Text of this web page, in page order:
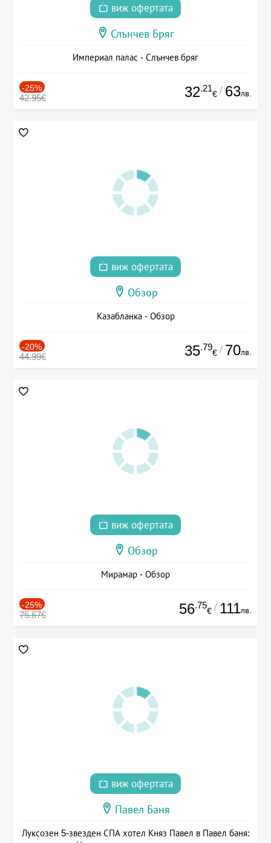
виж офертата
Слънчев Бряг
Империал палас - Слънчев бряг
-25%
42.95€ 32.21
€ / 63лв.
виж офертата
Обзор
Казабланка - Обзор
-20%
44.99€ 35.79
€ / 70лв.
виж офертата
Обзор
Мирамар - Обзор
-25%
75.67€ 56.75
€ / 111лв.
виж офертата
Павел Баня
Луксозен 5-звезден СПА хотел Княз Павел в Павел баня: